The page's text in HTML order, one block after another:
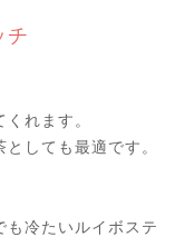
チ
れます。
しても最適です。
も冷たいルイボステ